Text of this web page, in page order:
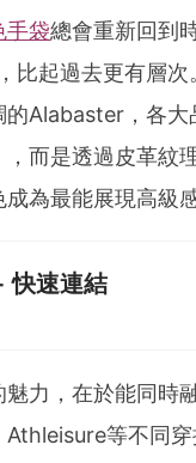
hard
mag.com
手袋總會重新回到
比起過去更有層次
的Alabaster，各大
，而是透過皮革紋
為最能展現高級
快速連結
力，在於能同時
等不同